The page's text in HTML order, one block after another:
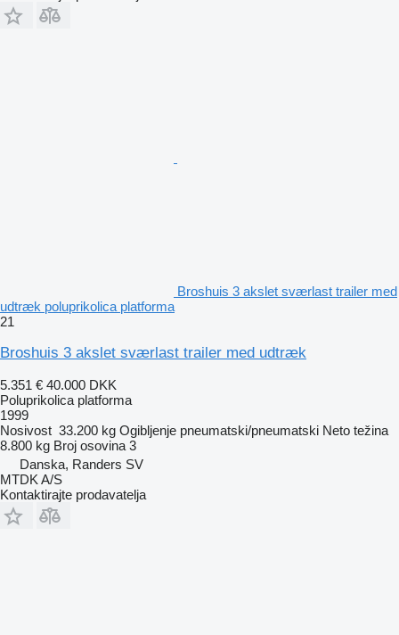
Broshuis 3 akslet sværlast trailer med
udtræk poluprikolica platforma
21
Broshuis 3 akslet sværlast trailer med udtræk
5.351 € 40.000 DKK
Poluprikolica platforma
1999
Nosivost 33.200 kg Ogibljenje pneumatski/pneumatski Neto težina
8.800 kg Broj osovina 3
Danska, Randers SV
MTDK A/S
Kontaktirajte prodavatelja